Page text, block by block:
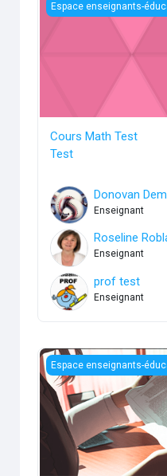
Cours Math Test
Espace enseignants-
Cours Math Test
Test
Donovan
Enseignant
Roseline
Enseignant
prof test
Enseignant
Documents à remettre
Espace enseignants-